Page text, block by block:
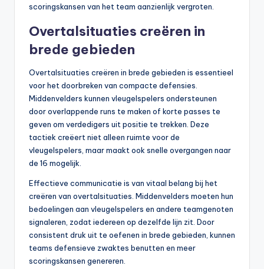
scoringskansen van het team aanzienlijk vergroten.
Overtalsituaties creëren in
brede gebieden
Overtalsituaties creëren in brede gebieden is essentieel
voor het doorbreken van compacte defensies.
Middenvelders kunnen vleugelspelers ondersteunen
door overlappende runs te maken of korte passes te
geven om verdedigers uit positie te trekken. Deze
tactiek creëert niet alleen ruimte voor de
vleugelspelers, maar maakt ook snelle overgangen naar
de 16 mogelijk.
Effectieve communicatie is van vitaal belang bij het
creëren van overtalsituaties. Middenvelders moeten hun
bedoelingen aan vleugelspelers en andere teamgenoten
signaleren, zodat iedereen op dezelfde lijn zit. Door
consistent druk uit te oefenen in brede gebieden, kunnen
teams defensieve zwaktes benutten en meer
scoringskansen genereren.